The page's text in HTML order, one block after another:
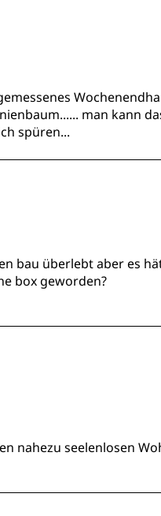
man kann
spüren...
bau überlebt aber es
box geworden?
nahezu seelenlosen